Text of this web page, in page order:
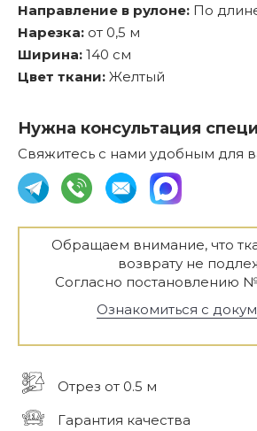
Направление в рулоне: По
Нарезка: от 0,5 м
Ширина: 140 см
Цвет ткани: Желтый
Нужна консультация
Свяжитесь с нами удобным для
Обращаем внимание, что
возврату не
Согласно постановлению
Ознакомиться с
Отрез от 0.5 м
Гарантия качества